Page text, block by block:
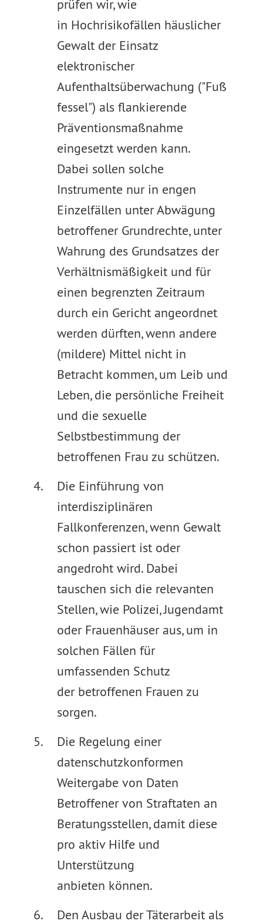
prüfen wir, wie
in Hochrisikofällen häuslicher
Gewalt der Einsatz
elektronischer
Aufenthaltsüberwachung ("Fuß
fessel") als flankierende
Präventionsmaßnahme
eingesetzt werden kann.
Dabei sollen solche
Instrumente nur in engen
Einzelfällen unter Abwägung
betroffener Grundrechte, unter
Wahrung des Grundsatzes der
Verhältnismäßigkeit und für
einen begrenzten Zeitraum
durch ein Gericht angeordnet
werden dürften, wenn andere
(mildere) Mittel nicht in
Betracht kommen, um Leib und
Leben, die persönliche Freiheit
und die sexuelle
Selbstbestimmung der
betroffenen Frau zu schützen.
Die Einführung von
interdisziplinären
Fallkonferenzen, wenn Gewalt
schon passiert ist oder
angedroht wird. Dabei
tauschen sich die relevanten
Stellen, wie Polizei, Jugendamt
oder Frauenhäuser aus, um in
solchen Fällen für
umfassenden Schutz
der betroffenen Frauen zu
sorgen.
Die Regelung einer
datenschutzkonformen
Weitergabe von Daten
Betroffener von Straftaten an
Beratungsstellen, damit diese
pro aktiv Hilfe und
Unterstützung
anbieten können.
Den Ausbau der Täterarbeit als